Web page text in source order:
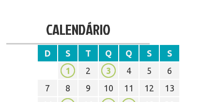
CALENDÁRIO
D S T Q Q S
S
1
2 3 4 5
6
7
8 9 10 11 12
13